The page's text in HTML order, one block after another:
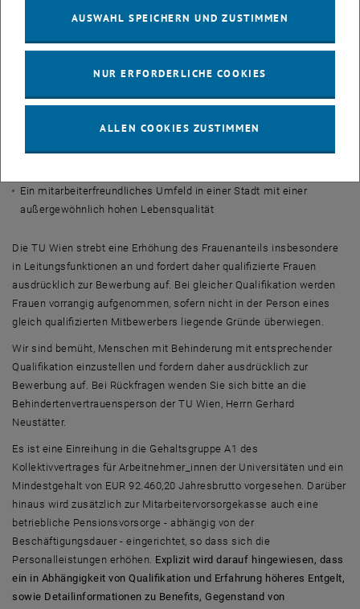
Ein attraktives Gehalt und andere Zusatzleistungen (Benefits
Jahren (Geräteausstattung etc.)
Unterstützung bei der Übersiedlung nach Wien
Dual Career Advice, das Partner_innen und Familien der an die TU
individuell auf ihre Situation abgestimmte
Unterstützungsangebote anbietet, um den Wechsel an die TU
Ein mitarbeiterfreundliches Umfeld in einer Stadt mit einer
außergewöhnlich hohen Lebensqualität
Die TU Wien strebt eine Erhöhung des Frauenanteils insbesondere
in Leitungsfunktionen an und fordert daher qualifizierte Frauen
ausdrücklich zur Bewerbung auf. Bei gleicher Qualifikation werden
Frauen vorrangig aufgenommen, sofern nicht in der Person eines
gleich qualifizierten Mitbewerbers liegende Gründe überwiegen.
Wir sind bemüht, Menschen mit Behinderung mit entsprechender
Qualifikation einzustellen und fordern daher ausdrücklich zur
Bewerbung auf. Bei Rückfragen wenden Sie sich bitte an die
Behindertenvertrauensperson der TU Wien, Herrn Gerhard
Neustätter.
Es ist eine Einreihung in die Gehaltsgruppe A1 des
Kollektivvertrages für Arbeitnehmer_innen der Universitäten und ein
Mindestgehalt von EUR 92.460,20 Jahresbrutto vorgesehen. Darüber
hinaus wird zusätzlich zur Mitarbeitervorsorgekasse auch eine
betriebliche Pensionsvorsorge - abhängig von der
Beschäftigungsdauer - eingerichtet, so dass sich die
Personalleistungen erhöhen. Explizit wird darauf hingewiesen, dass
ein in Abhängigkeit von Qualifikation und Erfahrung höheres Entgelt,
sowie Detailinformationen zu Benefits, Gegenstand von
AUSWAHL SPEICHERN UND ZUSTIMMEN
NUR ERFORDERLICHE COOKIES
ALLEN COOKIES ZUSTIMMEN